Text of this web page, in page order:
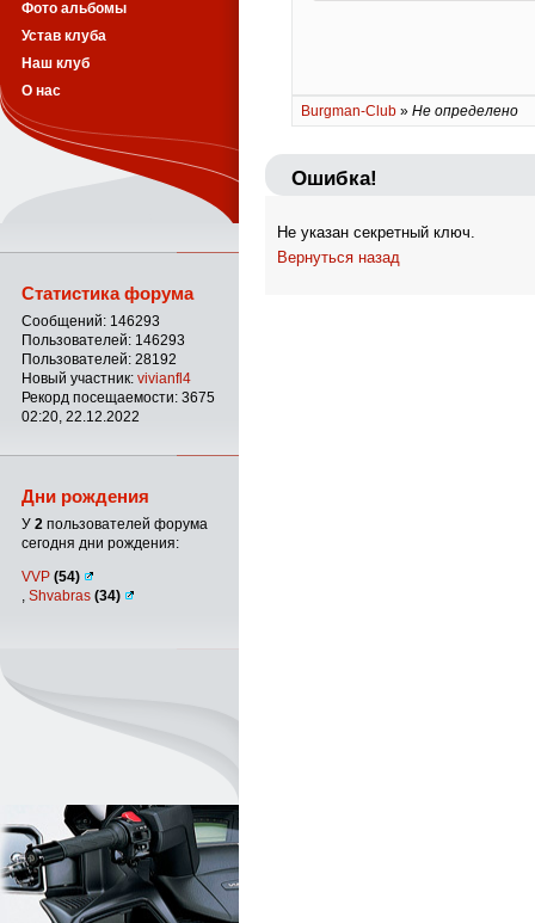
Burgman-Club » Не определено
Ошибка!
Не указан секретный ключ.
Вернуться назад
Фото альбомы
Устав клуба
Наш клуб
О нас
Статистика форума
Сообщений: 146293
Пользователей: 146293
Пользователей: 28192
Новый участник: vivianfl4
Рекорд посещаемости: 3675
02:20, 22.12.2022
Дни рождения
У 2 пользователей форума
сегодня дни рождения:
VVP (54)
Shvabras (34)